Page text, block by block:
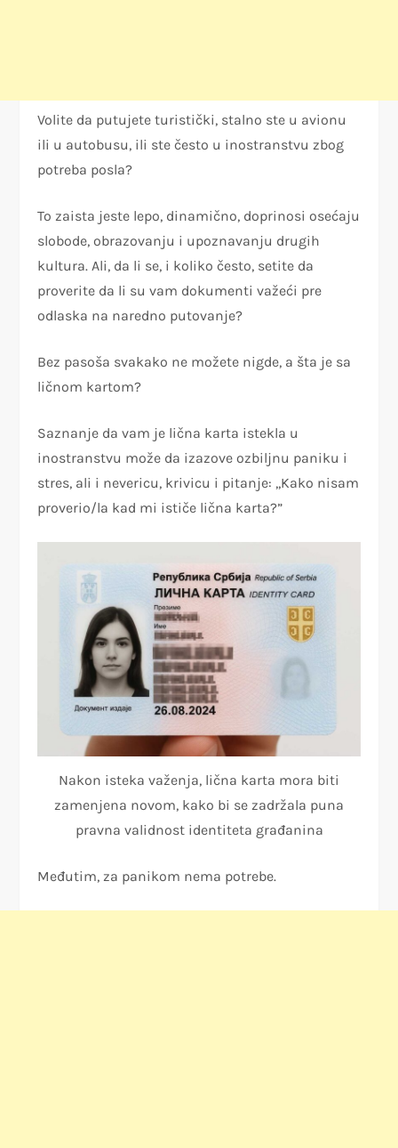
Volite da putujete turistički, stalno ste u avionu
ili u autobusu, ili ste često u inostranstvu zbog
potreba posla?
To zaista jeste lepo, dinamično, doprinosi osećaju
slobode, obrazovanju i upoznavanju drugih
kultura. Ali, da li se, i koliko često, setite da
proverite da li su vam dokumenti važeći pre
odlaska na naredno putovanje?
Bez pasoša svakako ne možete nigde, a šta je sa
ličnom kartom?
Saznanje da vam je lična karta istekla u
inostranstvu može da izazove ozbiljnu paniku i
stres, ali i nevericu, krivicu i pitanje: ,,Kako nisam
proverio/la kad mi ističe lična karta?”
Nakon isteka važenja, lična karta mora biti
zamenjena novom, kako bi se zadržala puna
pravna validnost identiteta građanina
Međutim, za panikom nema potrebe.